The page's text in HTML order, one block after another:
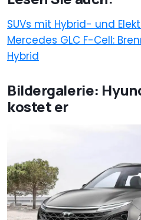
SUVs mit Hybrid- und
Mercedes GLC F-Cell:
Hybrid
Bildergalerie:
kostet er